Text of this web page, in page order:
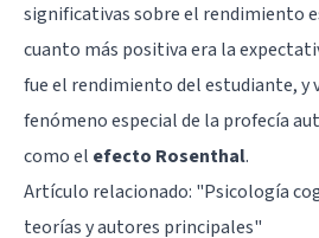
significativas sobre el rendimiento
cuanto más positiva era la
fue el rendimiento del estudiante, y
fenómeno especial de la profecía
como el efecto Rosenthal.
Artículo relacionado: "Psicología
teorías y autores principales"